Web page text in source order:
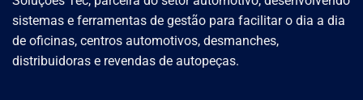
sistemas e ferramentas de gestão para facilitar o dia a dia
de oficinas, centros automotivos, desmanches,
distribuidoras e revendas de autopeças.